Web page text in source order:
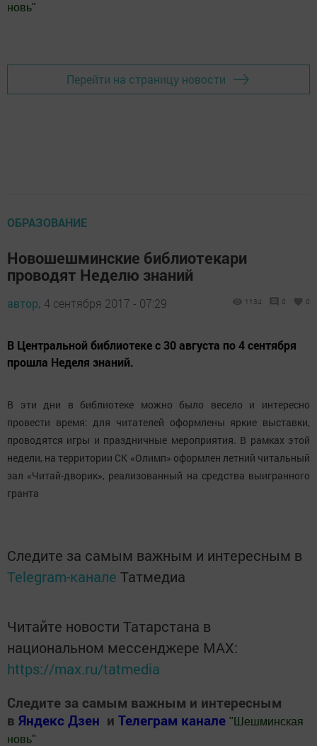
новь"
Перейти на страницу новости
ОБРАЗОВАНИЕ
Новошешминские библиотекари
проводят Неделю знаний
автор, 4 сентября 2017 - 07:29 1134 0 0
В Центральной библиотеке с 30 августа по 4 сентября
прошла Неделя знаний.
В эти дни в библиотеке можно было весело и интересно
провести время: для читателей оформлены яркие выставки,
проводятся игры и праздничные мероприятия. В рамках этой
недели, на территории СК «Олимп» оформлен летний читальный
зал «Читай-дворик», реализованный на средства выигранного
гранта
Следите за самым важным и интересным в
Telegram-канале Татмедиа
Читайте новости Татарстана в
национальном мессенджере MАХ:
https://max.ru/tatmedia
Следите за самым важным и интересным
в Яндекс Дзен и Телеграм канале " Шешминская
новь"